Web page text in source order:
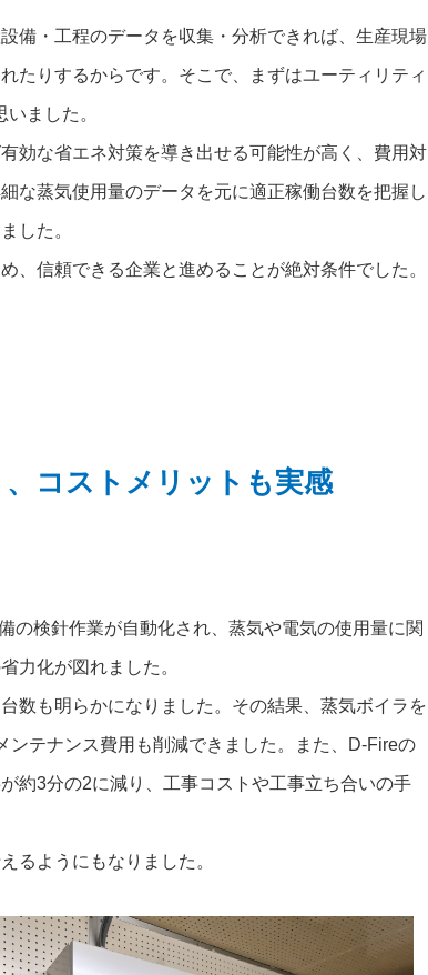
備・工程のデータを収集・分析できれば、生産現場
たりするからです。そこで、まずはユーティリティ
ました。
効な省エネ対策を導き出せる可能性が高く、費用対
な蒸気使用量のデータを元に適正稼働台数を把握し
した。
、信頼できる企業と進めることが絶対条件でした。
コストメリットも実感
の検針作業が自動化され、蒸気や電気の使用量に関
力化が図れました。
数も明らかになりました。その結果、蒸気ボイラを
テナンス費用も削減できました。また、D-Fireの
約3分の2に減り、工事コストや工事立ち合いの手
るようにもなりました。